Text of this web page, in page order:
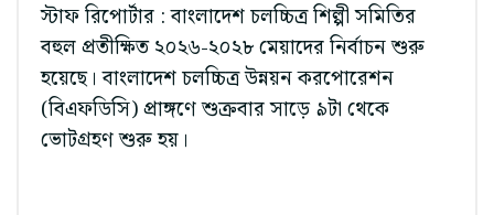
স্টাফ রিপোর্টার : বাংলাদেশ চলচ্চিত্র শিল্পী সমিতির
বহুল প্রতীক্ষিত ২০২৬-২০২৮ মেয়াদের নির্বাচন শুরু
হয়েছে। বাংলাদেশ চলচ্চিত্র উন্নয়ন করপোরেশন
(বিএফডিসি) প্রাঙ্গণে শুক্রবার সাড়ে ৯টা থেকে
ভোটগ্রহণ শুরু হয়।